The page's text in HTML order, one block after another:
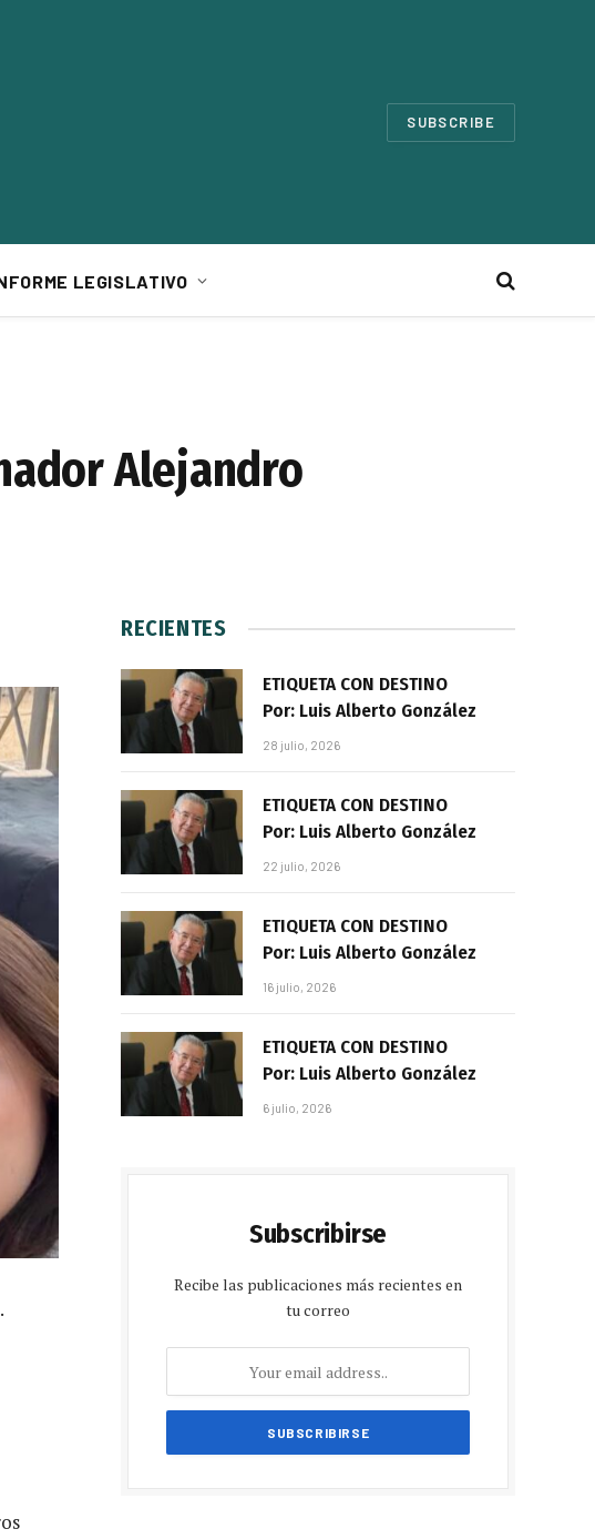
SUBSCRIBE
LEGISLATIVO
Alejandro
RECIENTES
ETIQUETA CON DESTINO
Por: Luis Alberto González
28 julio, 2026
ETIQUETA CON DESTINO
Por: Luis Alberto González
22 julio, 2026
ETIQUETA CON DESTINO
Por: Luis Alberto González
16 julio, 2026
ETIQUETA CON DESTINO
Por: Luis Alberto González
6 julio, 2026
Subscribirse
Recibe las publicaciones más recientes en
tu correo